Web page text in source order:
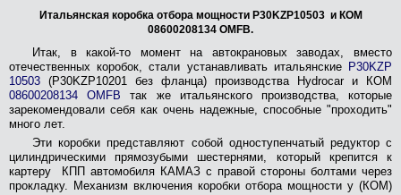
Отопительные приборы
Электрооборудование
Контрольно-
измерительные
приборы
Ремкомплекты (РТИ)
Каталоги сборочных
единиц и деталей
Итальянская коробка отбора мощности P30KZP10503 и КОМ
08600208134 OMFB.
Итак, в какой-то момент на автокрановых заводах, вместо
отечественных коробок, стали устанавливать итальянские P30KZP
10503 (P30KZP10201 без фланца) производства Hydrocar и КОМ
08600208134 OMFB так же итальянского производства, которые
зарекомендовали себя как очень надежные, способные "проходить"
много лет.
Эти коробки представляют собой одноступенчатый редуктор с
цилиндрическими прямозубыми шестернями, который крепится к
картеру КПП автомобиля КАМАЗ с правой стороны болтами через
прокладку. Механизм включения коробки отбора мощности у (КОМ)